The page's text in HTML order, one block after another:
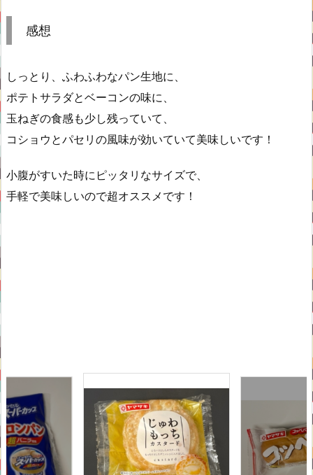
感想
しっとり、ふわふわなパン生地に、
ポテトサラダとベーコンの味に、
玉ねぎの食感も少し残っていて、
コショウとパセリの風味が効いていて美味しいです！
小腹がすいた時にピッタリなサイズで、
手軽で美味しいので超オススメです！